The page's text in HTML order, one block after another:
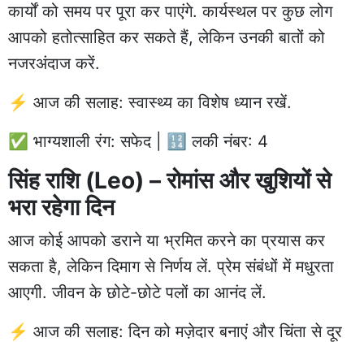
कार्यों को समय पर पूरा कर पाएंगे. कार्यस्थल पर कुछ लोग
आपको हतोत्साहित कर सकते हैं, लेकिन उनकी बातों को
नजरअंदाज करें.
⚡ आज की सलाह: स्वास्थ्य का विशेष ध्यान रखें.
✅ भाग्यशाली रंग: सफेद | 🔢 लकी नंबर: 4
सिंह राशि (Leo) – रोमांस और खुशियों से
भरा रहेगा दिन
आज कोई आपको डराने या भ्रमित करने का प्रयास कर
सकता है, लेकिन दिमाग से निर्णय लें. प्रेम संबंधों में मधुरता
आएगी. जीवन के छोटे-छोटे पलों का आनंद लें.
⚡ आज की सलाह: दिन को मज़ेदार बनाएं और चिंता से दूर